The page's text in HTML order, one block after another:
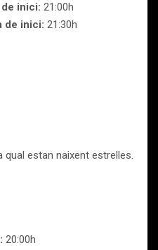
inici: 21:00h
de inici: 21:30h
qual estan naixent estrelles.
20:00h